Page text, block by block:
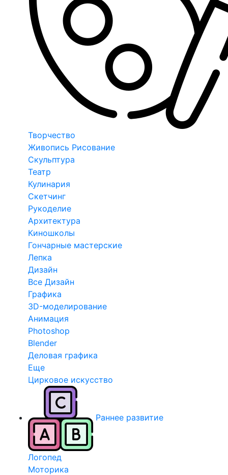
Творчество
Живопись Рисование
Скульптура
Театр
Кулинария
Скетчинг
Рукоделие
Архитектура
Киношколы
Гончарные мастерские
Лепка
Дизайн
Все Дизайн
Графика
3D-моделирование
Анимация
Photoshop
Blender
Деловая графика
Еще
Цирковое искусство
Раннее развитие
Логопед
Моторика